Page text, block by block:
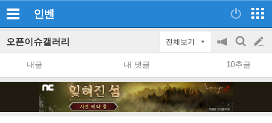
인벤
오픈이슈갤러리 전체보기
공
지
on/off
검
색
글
쓰
내글 내 댓글 10추글